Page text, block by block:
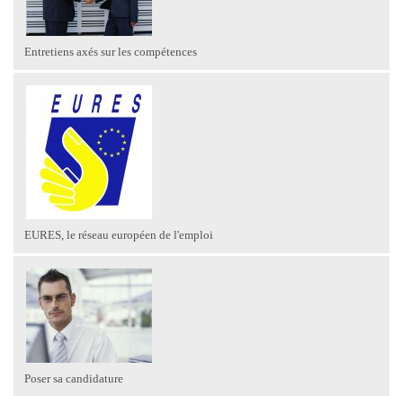
Entretiens axés sur les compétences
EURES, le réseau européen de l'emploi
Poser sa candidature